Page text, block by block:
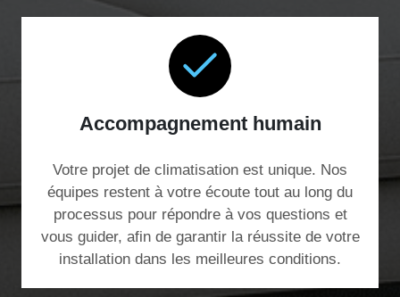
Accompagnement humain
Votre projet de climatisation est unique. Nos
équipes restent à votre écoute tout au long du
processus pour répondre à vos questions et
vous guider, afin de garantir la réussite de votre
installation dans les meilleures conditions.